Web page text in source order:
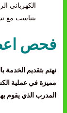
الكهربائي
يتناسب مع
فحص
نهتم بتقديم الخدمة
مميزة في عملية
المدرب الذي يقوم